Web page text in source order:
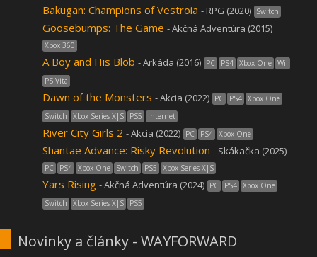
Bakugan: Champions of Vestroia - RPG (2020) Switch
Goosebumps: The Game - Akčná Adventúra (2015)
Xbox 360
A Boy and His Blob - Arkáda (2016) PC PS4 Xbox One Wii
PS Vita
Dawn of the Monsters - Akcia (2022) PC PS4 Xbox One
Switch
Xbox Series X|S PS5 Internet
River City Girls 2 - Akcia (2022) PC PS4 Xbox One
Shantae Advance: Risky Revolution - Skákačka (2025)
PC PS4 Xbox One Switch PS5 Xbox Series X|S
Yars Rising - Akčná Adventúra (2024) PC PS4 Xbox One
Switch
Xbox Series X|S PS5
Novinky a články - WAYFORWARD